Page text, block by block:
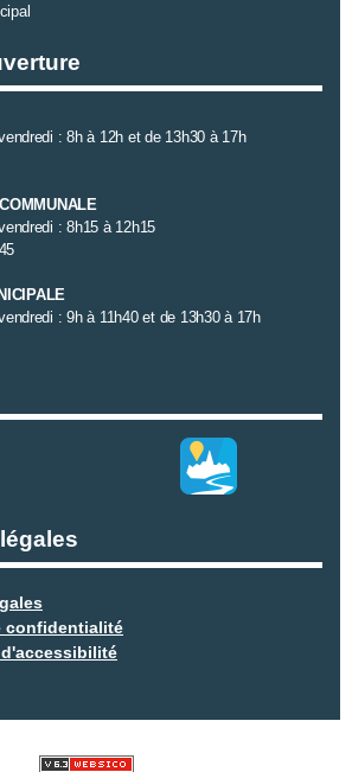
: 8h à 12h et de 13h30 à 17h
: 8h15 à 12h15
: 9h à 11h40 et de 13h30 à 17h
confidentialité